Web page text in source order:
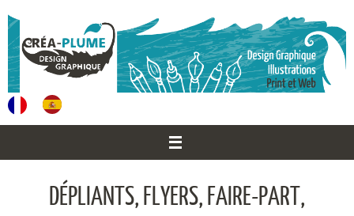
au
contenu
DÉPLIANTS, FLYERS, FAIRE-PART,